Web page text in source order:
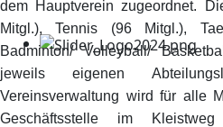
dem Hauptverein zugeordnet.
Mitgl.), Tennis (96 Mitgl.),
Badminton/ Volleyball/
jeweils eigenen
Vereinsverwaltung wird für alle
Geschäftsstelle im